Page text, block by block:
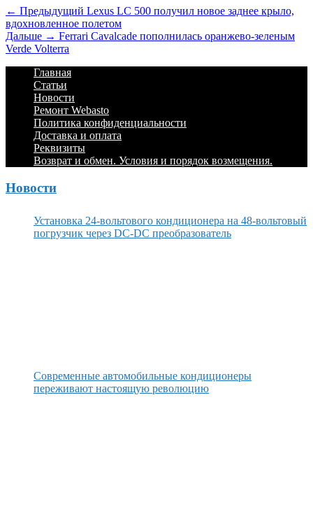
Навигация
по
записям
← Предыдущий Предыдущий
Lexus LC 500 получил новое заднее крыло,
вдохновленное полетом
Дальше → Дальше:
Ferrari Cavalcade пополнилась оранжево-зеленым
Verde Volterra
Footer
Menu
Перейти
содержимому
Главная
Статьи
Новости
Ремонт Webasto
Политика конфиденциальности
Доставка и оплата
Реквизиты
Возврат и обмен. Условия и порядок возмещения.
Новости
Установка 24-вольтового кондиционера на 48-вольтовый
погрузчик через DC-DC преобразователь
Современные автомобильные кондиционеры
переживают настоящую революцию